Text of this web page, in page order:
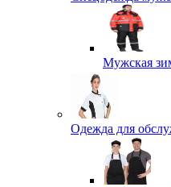
Мужская
Одежда для